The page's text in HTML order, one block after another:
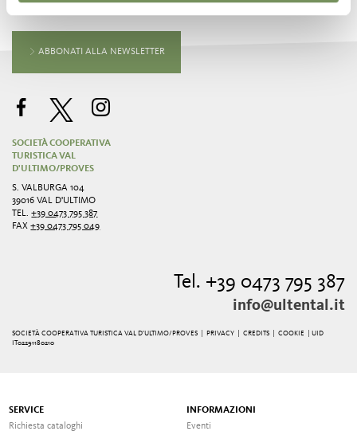
ABBONATI ALLA NEWSLETTER
SOCIETÀ COOPERATIVA
TURISTICA VAL
D'ULTIMO/PROVES
S. VALBURGA 104
39016 VAL D'ULTIMO
TEL.+39 0473 795 387
FAX+39 0473 795 049
Tel. +39 0473 795 387
info@ultental.it
SOCIETÀ COOPERATIVA TURISTICA VAL D'ULTIMO/PROVES | PRIVACY |CREDITS |COOKIE
| UID
IT02291180210
SERVICE
Richiesta cataloghi
INFORMAZIONI
Eventi